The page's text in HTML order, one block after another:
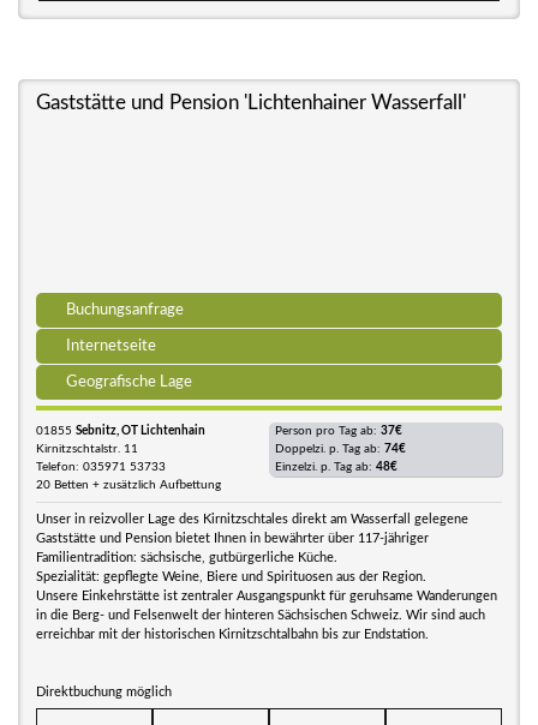
Gaststätte und Pension 'Lichtenhainer Wasserfall'
Buchungsanfrage
Internetseite
Geografische Lage
01855 Sebnitz, OT Lichtenhain
Kirnitzschtalstr. 11
Telefon: 035971 53733
20 Betten + zusätzlich Aufbettung
Person pro Tag ab: 37€
Doppelzi. p. Tag ab: 74€
Einzelzi. p. Tag ab: 48€
Unser in reizvoller Lage des Kirnitzschtales direkt am Wasserfall gelegene
Gaststätte und Pension bietet Ihnen in bewährter über 117-jähriger
Familientradition: sächsische, gutbürgerliche Küche.
Spezialität: gepflegte Weine, Biere und Spirituosen aus der Region.
Unsere Einkehrstätte ist zentraler Ausgangspunkt für geruhsame Wanderungen
in die Berg- und Felsenwelt der hinteren Sächsischen Schweiz. Wir sind auch
erreichbar mit der historischen Kirnitzschtalbahn bis zur Endstation.
Direktbuchung möglich